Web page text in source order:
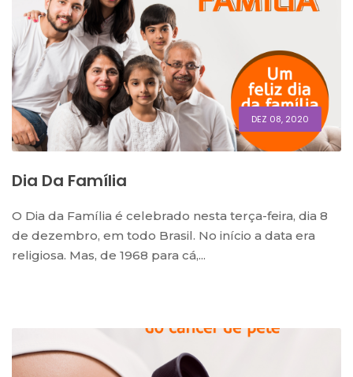
DEZ 08, 2020
Dia Da Família
O Dia da Família é celebrado nesta terça-feira, dia 8
de dezembro, em todo Brasil. No início a data era
religiosa. Mas, de 1968 para cá,...